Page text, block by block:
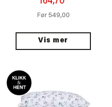
Før 549,00
Vis mer